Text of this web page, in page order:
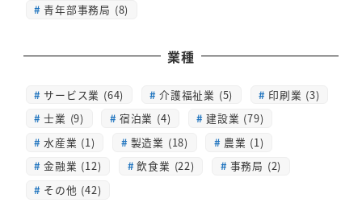
青年部事務局 (8)
業種
サービス業 (64) 介護福祉業 (5)
印刷業 (3)
士業 (9)
宿泊業 (4)
建設業 (79)
水産業 (1)
製造業 (18)
農業 (1)
金融業 (12)
飲食業 (22)
事務局 (2)
その他 (42)